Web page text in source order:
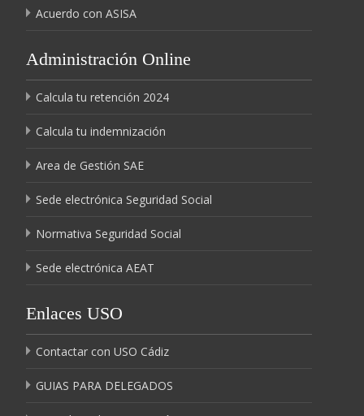
Acuerdo con ASISA
Administración Online
Calcula tu retención 2024
Calcula tu indemnización
Area de Gestión SAE
Sede electrónica Seguridad Social
Normativa Seguridad Social
Sede electrónica AEAT
Enlaces USO
Contactar con USO Cádiz
GUIAS PARA DELEGADOS